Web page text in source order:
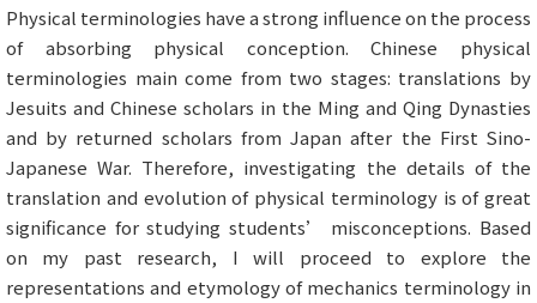
Physical terminologies have a strong influence on the process
of absorbing physical conception. Chinese physical
terminologies main come from two stages: translations by
Jesuits and Chinese scholars in the Ming and Qing Dynasties
and by returned scholars from Japan after the First Sino-
Japanese War. Therefore, investigating the details of the
translation and evolution of physical terminology is of great
significance for studying students’ misconceptions. Based
on my past research, I will proceed to explore the
representations and etymology of mechanics terminology in